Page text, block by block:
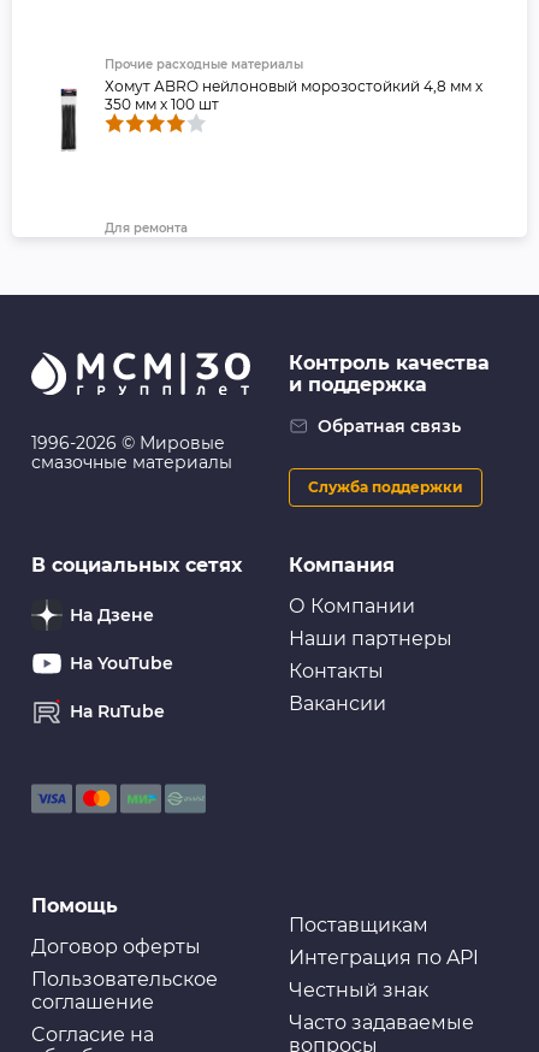
Прочие расходные материалы
Хомут ABRO нейлоновый морозостойкий 4,8 мм х
350 мм х 100 шт
Для ремонта
Для ремонта
ABRO: Изолента зелёная (19 мм х 9,1 м)
Лента самовулканизирующаяся ABRO силиконовая,
Для ремонта
Лента клейкая двусторонняя, 40 мм, 1,5 м
Для ремонта
1996-2026 © Мировые
смазочные материалы
Компания
О Компании
Наши партнеры
Контакты
Вакансии
Помощь
Договор оферты
Пользовательское
соглашение
Cогласие на
Поставщикам
Интеграция по API
Честный знак
Часто задаваемые
вопросы
Контроль качества
и поддержка
Обратная связь
Служба поддержки
В социальных сетях
На Дзене
На YouTube
На RuTube